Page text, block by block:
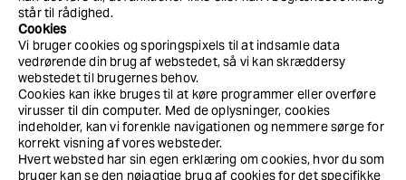
står til rådighed.
Cookies
Vi bruger cookies og sporingspixels til at indsamle data
vedrørende din brug af webstedet, så vi kan skræddersy
webstedet til brugernes behov.
Cookies kan ikke bruges til at køre programmer eller overføre
virusser til din computer. Med de oplysninger, cookies
indeholder, kan vi forenkle navigationen og nemmere sørge for
korrekt visning af vores websteder.
Hvert websted har sin egen erklæring om cookies, hvor du som
bruger kan se den nøjagtige brug af cookies for det specifikke